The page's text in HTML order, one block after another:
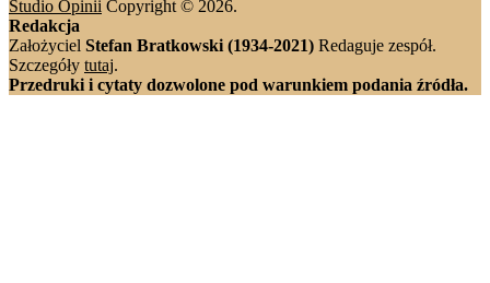
Studio Opinii Copyright © 2026.
Redakcja
Założyciel Stefan Bratkowski (1934-2021) Redaguje zespół.
Szczegóły tutaj.
Przedruki i cytaty dozwolone pod warunkiem podania źródła.